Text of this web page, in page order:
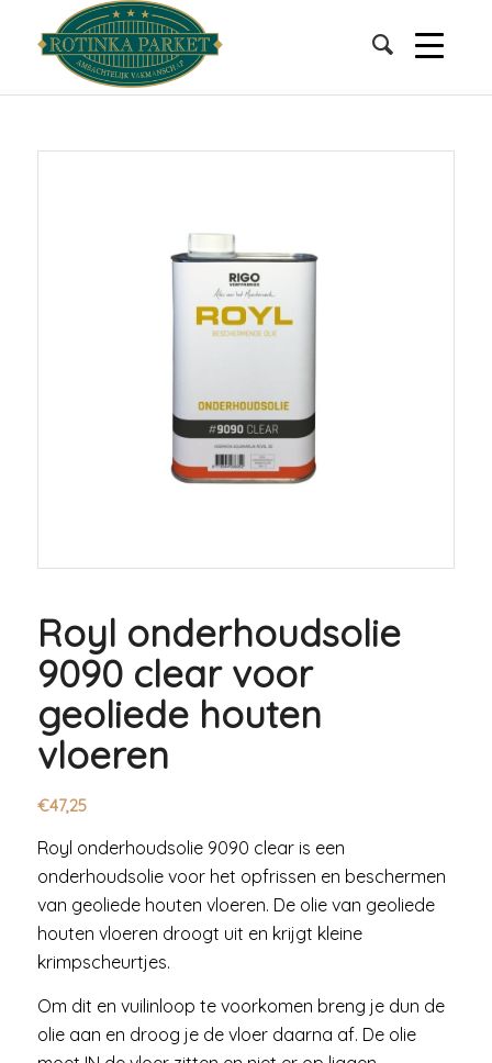
Shop
You are here: Home //Onderhoud geoliede vloeren
Royl onderhoudsolie 9090 clear voor geoliede houten vloeren
Royl onderhoudsolie
9090 clear voor
geoliede houten
vloeren
€47,25
Royl onderhoudsolie 9090 clear is een
onderhoudsolie voor het opfrissen en beschermen
van geoliede houten vloeren. De olie van geoliede
houten vloeren droogt uit en krijgt kleine
krimpscheurtjes.
Om dit en vuilinloop te voorkomen breng je dun de
olie aan en droog je de vloer daarna af. De olie